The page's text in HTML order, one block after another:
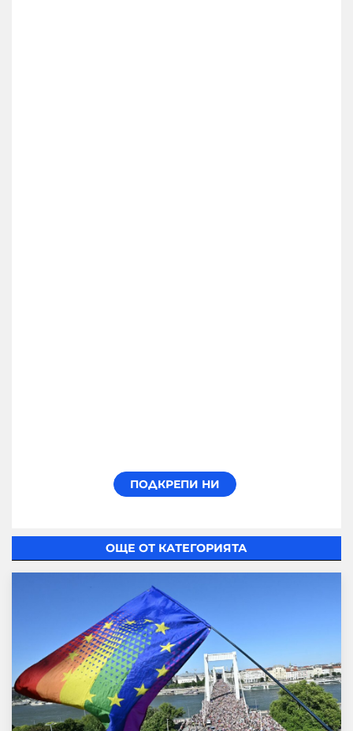
ОЩЕ ОТ КАТЕГОРИЯТА